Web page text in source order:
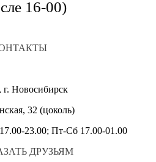
16-00)
г. Новосибирск
32 (цоколь)
23.00; Пт-Сб 17.00-01.00
ДРУЗЬЯМ